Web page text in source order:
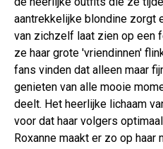
aantrekkelijke blondine zorgt
van zichzelf laat zien op een
ze haar grote 'vriendinnen'
fans vinden dat alleen maar
genieten van alle mooie
deelt. Het heerlijke lichaam
voor dat haar volgers
Roxanne maakt er zo op